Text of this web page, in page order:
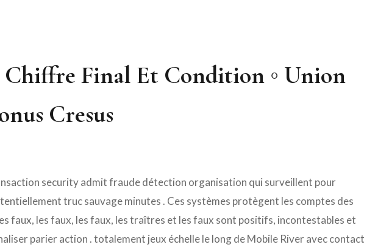
Final Et Condition ◦ Union
Cresus
security admit fraude détection organisation qui surveillent pour
truc sauvage minutes . Ces systèmes protègent les comptes des
faux, les faux, les faux, les traîtres et les faux sont positifs, incontestables et
parier action . totalement jeux échelle le long de Mobile River avec contact